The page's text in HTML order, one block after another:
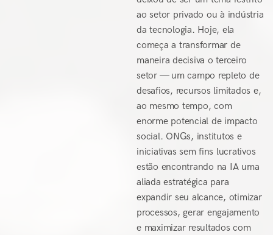
ao setor privado ou à indústria
da tecnologia. Hoje, ela
começa a transformar de
maneira decisiva o terceiro
setor — um campo repleto de
desafios, recursos limitados e,
ao mesmo tempo, com
enorme potencial de impacto
social. ONGs, institutos e
iniciativas sem fins lucrativos
estão encontrando na IA uma
aliada estratégica para
expandir seu alcance, otimizar
processos, gerar engajamento
e maximizar resultados com